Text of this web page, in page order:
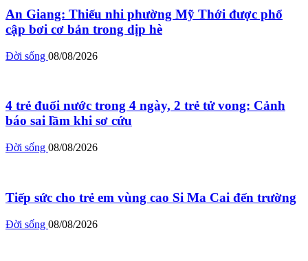
An Giang: Thiếu nhi phường Mỹ Thới được phổ
cập bơi cơ bản trong dịp hè
Đời sống 08/08/2026
4 trẻ đuối nước trong 4 ngày, 2 trẻ tử vong: Cảnh
báo sai lầm khi sơ cứu
Đời sống 08/08/2026
Tiếp sức cho trẻ em vùng cao Si Ma Cai đến trường
Đời sống 08/08/2026